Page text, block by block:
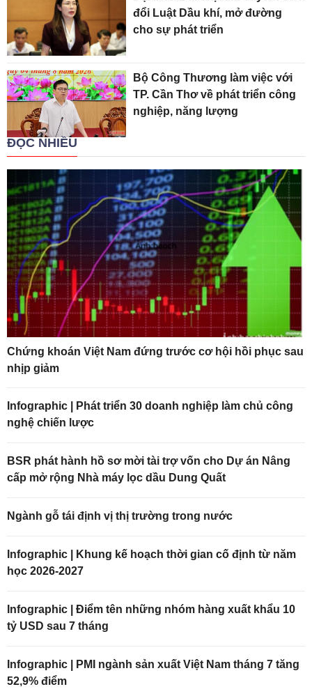
đổi Luật Dầu khí, mở đường
cho sự phát triển
Bộ Công Thương làm việc với
TP. Cần Thơ về phát triển công
nghiệp, năng lượng
ĐỌC NHIỀU
Chứng khoán Việt Nam đứng trước cơ hội hồi phục sau
nhịp giảm
Infographic | Phát triển 30 doanh nghiệp làm chủ công
nghệ chiến lược
BSR phát hành hồ sơ mời tài trợ vốn cho Dự án Nâng
cấp mở rộng Nhà máy lọc dầu Dung Quất
Ngành gỗ tái định vị thị trường trong nước
Infographic | Khung kế hoạch thời gian cố định từ năm
học 2026-2027
Infographic | Điểm tên những nhóm hàng xuất khẩu 10
tỷ USD sau 7 tháng
Infographic | PMI ngành sản xuất Việt Nam tháng 7 tăng
52,9% điểm